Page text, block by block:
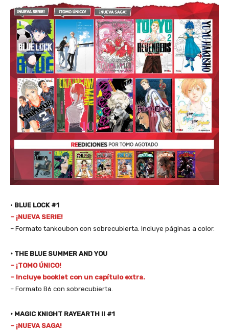
• BLUE LOCK #1
– ¡NUEVA SERIE!
– Formato tankoubon con sobrecubierta. Incluye páginas a color.
• THE BLUE SUMMER AND YOU
– ¡TOMO ÚNICO!
– Incluye booklet con un capítulo extra.
– Formato B6 con sobrecubierta.
• MAGIC KNIGHT RAYEARTH II #1
– ¡NUEVA SAGA!